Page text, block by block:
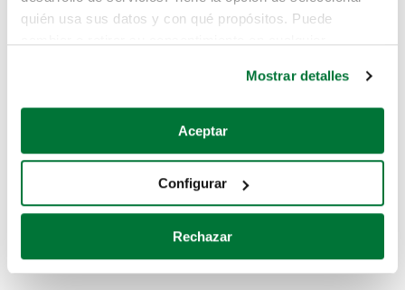
quién usa sus datos y con qué propósitos. Puede
Si lo permite, también quisiéramos:
Recopilar información sobre su ubicación geográfica
Identificar su dispositivo analizándolo activamente
para buscar características específicas (huellas
Obtenga más información sobre cómo se procesan sus
Mostrar detalles
Aceptar
Configurar
Rechazar
Pero puedes encontrar el coche que estás
buscando en alguno de estos enlaces:
Coches de segunda mano
Coches de km0